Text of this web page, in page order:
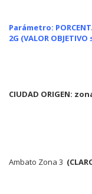
Parámetro:
2G (VALOR OBJETIVO
CIUDAD ORIGEN:
Ambato Zona 3